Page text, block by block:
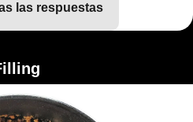
las respuestas